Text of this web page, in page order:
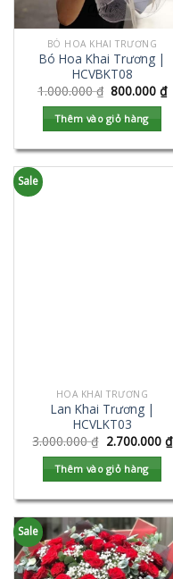
BÓ HOA KHAI TRƯƠNG
Bó Hoa Khai Trương |
HCVBKT08
1.000.000₫ 800.000₫
Thêm vào giỏ hàng
Sale
HOA KHAI TRƯƠNG
Lan Khai Trương |
HCVLKT03
3.000.000₫ 2.700.000 ₫
Thêm vào giỏ hàng
Sale